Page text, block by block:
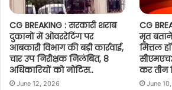
CG BREAKING : सरकारी शराब
दुकानों में ओवररेटिंग पर
आबकारी विभाग की बड़ी कार्रवाई,
चार उप निरीक्षक निलंबित, 8
अधिकारियों को नोटिस..
June 12, 2026
CG
मृत
मित्तल
कर तीन
June